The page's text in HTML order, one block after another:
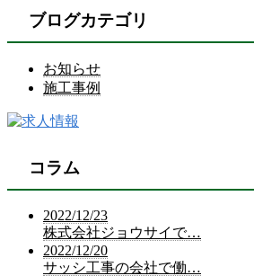
ブログカテゴリ
お知らせ
施工事例
コラム
2022/12/23
株式会社ジョウサイで…
2022/12/20
サッシ工事の会社で働…